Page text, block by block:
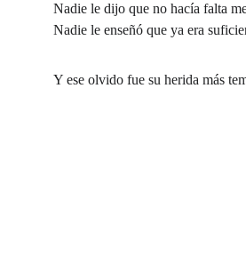
Nadie le dijo que no hacía falta
Nadie le enseñó que ya era
Y ese olvido fue su herida más